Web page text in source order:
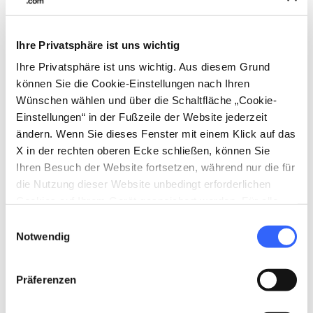
Ihre Privatsphäre ist uns wichtig
Ihre Privatsphäre ist uns wichtig. Aus diesem Grund
können Sie die Cookie-Einstellungen nach Ihren
Wünschen wählen und über die Schaltfläche „Cookie-
Einstellungen“ in der Fußzeile der Website jederzeit
ändern. Wenn Sie dieses Fenster mit einem Klick auf das
X in der rechten oberen Ecke schließen, können Sie
Ihren Besuch der Website fortsetzen, während nur die für
die Nutzung dieser Website unbedingt erforderlichen
Zustimmung.
Notwendig
Präferenzen
directions Wegbeschreibung
Hinweise
home Wo
Chiesa di San Cristoforo a Lucca
Via Fillungo, 6, 55100 Lucca LU, Italia
Planen
hotel chevron_right